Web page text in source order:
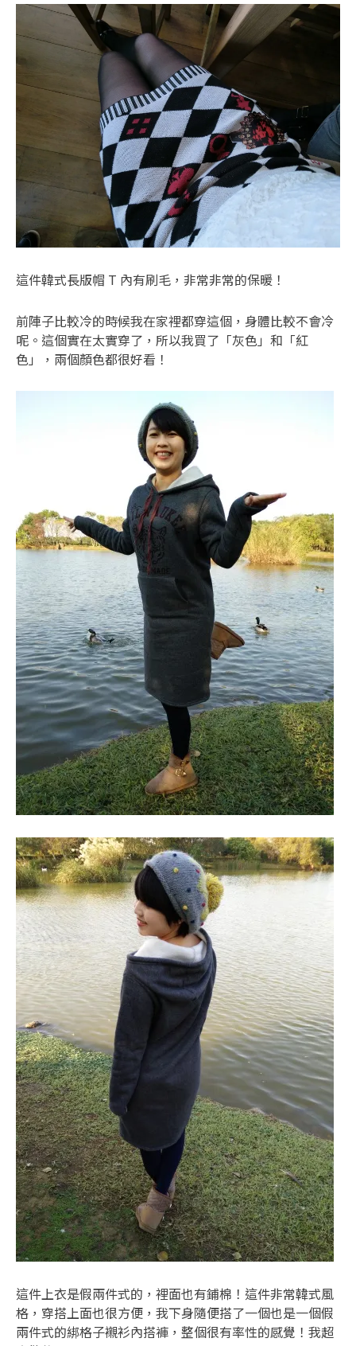
這件韓式長版帽 T 內有刷毛，非常非常的保暖！
前陣子比較冷的時候我在家裡都穿這個，身體比較不會冷
呢。這個實在太實穿了，所以我買了「灰色」和「紅
色」，兩個顏色都很好看！
這件上衣是假兩件式的，裡面也有鋪棉！這件非常韓式風
格，穿搭上面也很方便，我下身隨便搭了一個也是一個假
兩件式的綁格子襯衫內搭褲，整個很有率性的感覺！我超